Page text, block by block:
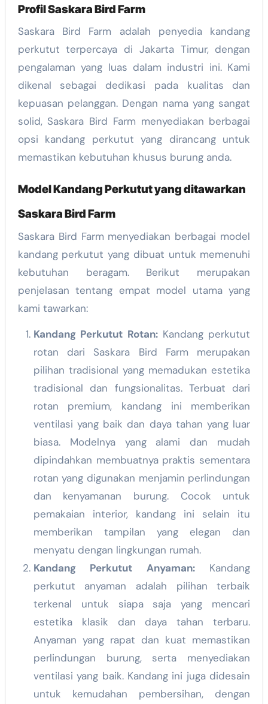
Profil Saskara Bird Farm
Saskara Bird Farm adalah penyedia kandang
perkutut terpercaya di Jakarta Timur, dengan
pengalaman yang luas dalam industri ini. Kami
dikenal sebagai dedikasi pada kualitas dan
kepuasan pelanggan. Dengan nama yang sangat
solid, Saskara Bird Farm menyediakan berbagai
opsi kandang perkutut yang dirancang untuk
memastikan kebutuhan khusus burung anda.
Model Kandang Perkutut yang ditawarkan
Saskara Bird Farm
Saskara Bird Farm menyediakan berbagai model
kandang perkutut yang dibuat untuk memenuhi
kebutuhan beragam. Berikut merupakan
penjelasan tentang empat model utama yang
kami tawarkan:
Kandang Perkutut Rotan:Kandang perkutut
rotan dari Saskara Bird Farm merupakan
pilihan tradisional yang memadukan estetika
tradisional dan fungsionalitas. Terbuat dari
rotan premium, kandang ini memberikan
ventilasi yang baik dan daya tahan yang luar
biasa. Modelnya yang alami dan mudah
dipindahkan membuatnya praktis sementara
rotan yang digunakan menjamin perlindungan
dan kenyamanan burung. Cocok untuk
pemakaian interior, kandang ini selain itu
memberikan tampilan yang elegan dan
menyatu dengan lingkungan rumah.
Kandang Perkutut Anyaman:Kandang
perkutut anyaman adalah pilihan terbaik
terkenal untuk siapa saja yang mencari
estetika klasik dan daya tahan terbaru.
Anyaman yang rapat dan kuat memastikan
perlindungan burung, serta menyediakan
ventilasi yang baik. Kandang ini juga didesain
untuk kemudahan pembersihan, dengan